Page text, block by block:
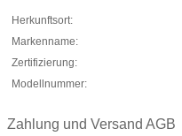
Herkunftsort:
Markenname:
Zertifizierung:
Modellnummer:
Zahlung und Versand AGB